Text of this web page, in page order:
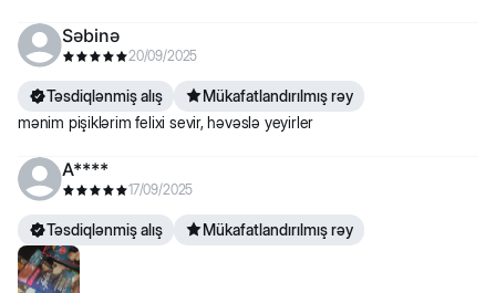
Səbinə
20/09/2025
Təsdiqlənmiş alış
Mükafatlandırılmış rəy
mənim pişiklərim felixi sevir, həvəslə yeyirler
A****
17/09/2025
Təsdiqlənmiş alış Mükafatlandırılmış rəy